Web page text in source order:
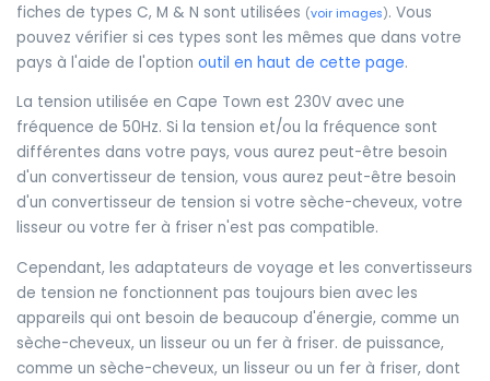
fiches de types C, M & N sont utilisées (voir images). Vous
pouvez vérifier si ces types sont les mêmes que dans votre
pays à l'aide de l'option outil en haut de cette page.
La tension utilisée en Cape Town est 230V avec une
fréquence de 50Hz. Si la tension et/ou la fréquence sont
différentes dans votre pays, vous aurez peut-être besoin
d'un convertisseur de tension, vous aurez peut-être besoin
d'un convertisseur de tension si votre sèche-cheveux, votre
lisseur ou votre fer à friser n'est pas compatible.
Cependant, les adaptateurs de voyage et les convertisseurs
de tension ne fonctionnent pas toujours bien avec les
appareils qui ont besoin de beaucoup d'énergie, comme un
sèche-cheveux, un lisseur ou un fer à friser. de puissance,
comme un sèche-cheveux, un lisseur ou un fer à friser, dont